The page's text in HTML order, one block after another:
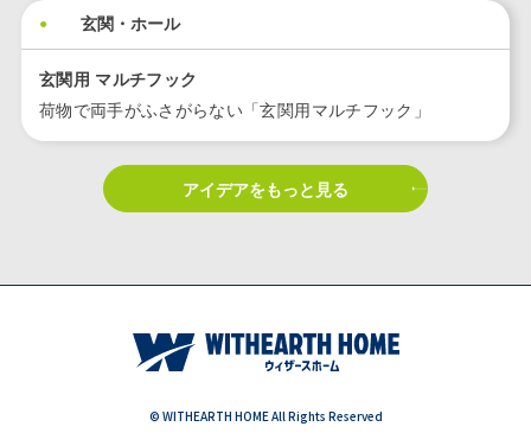
玄関・ホール
玄関用 マルチフック
荷物で両手がふさがらない「玄関用マルチフック」
アイデアをもっと見る
© WITHEARTH HOME All Rights Reserved